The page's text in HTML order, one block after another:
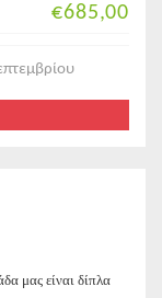
€685,00
μας είναι δίπλα